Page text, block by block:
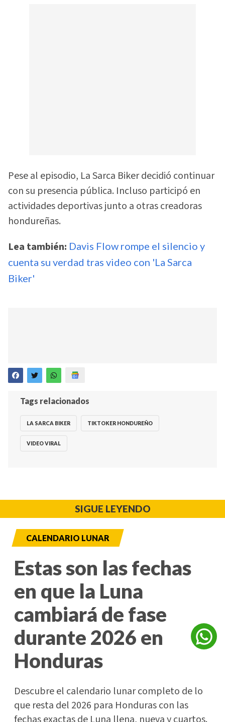
Pese al episodio, La Sarca Biker decidió continuar
con su presencia pública. Incluso participó en
actividades deportivas junto a otras creadoras
hondureñas.
Lea también: Davis Flow rompe el silencio y
cuenta su verdad tras video con 'La Sarca
Biker'
Tags relacionados
LA SARCA BIKER TIKTOKER HONDUREÑO
VIDEO VIRAL
SIGUE LEYENDO
CALENDARIO LUNAR
Estas son las fechas
en que la Luna
cambiará de fase
durante 2026 en
Honduras
Descubre el calendario lunar completo de lo
que resta del 2026 para Honduras con las